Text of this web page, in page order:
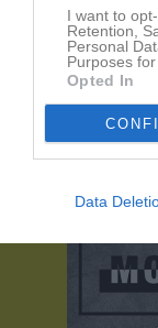
I want to
Retention,
Personal
Purposes
Opted In
Data
Facebook